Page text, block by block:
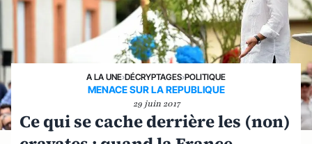
A LA UNE›DÉCRYPTAGES›POLITIQUE
MENACE SUR LA REPUBLIQUE
29 juin 2017
Ce qui se cache derrière les (non)